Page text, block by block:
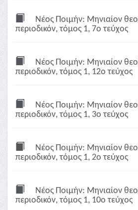
Νέος Ποιμήν: Μηνιαίον
περιοδικόν, τόμος 1, 7ο τεύχος
Νέος Ποιμήν: Μηνιαίον
περιοδικόν, τόμος 1, 12ο τεύχος
Νέος Ποιμήν: Μηνιαίον
περιοδικόν, τόμος 1, 3ο τεύχος
Νέος Ποιμήν: Μηνιαίον
περιοδικόν, τόμος 1, 2ο τεύχος
Νέος Ποιμήν: Μηνιαίον
περιοδικόν, τόμος 1, 10ο τεύχος